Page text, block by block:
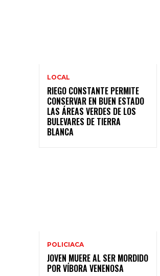
LOCAL
RIEGO CONSTANTE PERMITE
CONSERVAR EN BUEN ESTADO
LAS ÁREAS VERDES DE LOS
BULEVARES DE TIERRA
BLANCA
POLICIACA
JOVEN MUERE AL SER MORDIDO
POR VÍBORA VENENOSA